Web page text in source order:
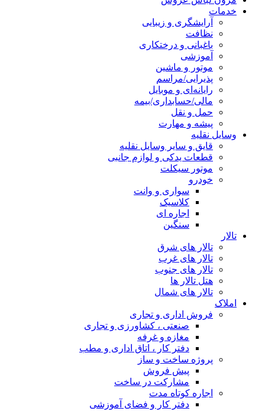
خدمات
آرایشگری و زیبایی
نظافت
باغبانی و درختکاری
آموزشی
موتور و ماشین
پذیرایی/مراسم
رایانه‌ای و موبایل
مالی/حسابداری/بیمه
حمل و نقل
پیشه و مهارت
وسایل نقلیه
قایق و سایر وسایل نقلیه
قطعات یدکی و لوازم جانبی
موتور سیکلت
خودرو
سواری و وانت
کلاسیک
اجاره ای
سنگین
تالار
تالار های شرق
تالار های غرب
تالار های جنوب
هتل تالار ها
تالار های شمال
املاک
فروش اداری و تجاری
صنعتی ، کشاورزی و تجاری
مغازه و غرفه
دفتر کار ، اتاق اداری و مطب
پروژه ساخت و ساز
پیش فروش
مشارکت در ساخت
اجاره کوتاه مدت
دفتر کار و فضای آموزشی